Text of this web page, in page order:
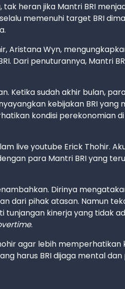
heran jika Mantri BRI
memenuhi target BRI
Aristana Wyn,
Dari penuturannya, Mantri
Ketika sudah akhir bulan,
kebijakan BRI yang
kondisi perekonomian
live youtube Erick Thohir.
para Mantri BRI yang
Dirinya
dari pihak atasan. Namun
tunjangan kinerja yang tidak
.
agar lebih
harus BRI dijaga mental